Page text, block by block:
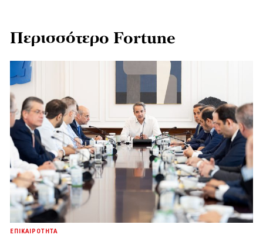
Περισσότερο Fortune
ΕΠΙΚΑΙΡΟΤΗΤΑ